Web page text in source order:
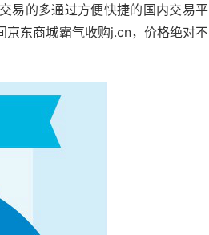
易的多通过方便快捷的国内交易平
东商城霸气收购j.cn，价格绝对不